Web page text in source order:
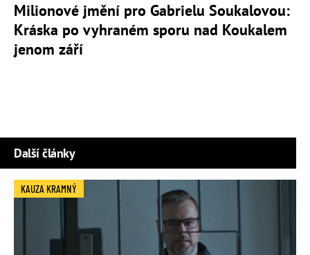
Milionové jmění pro Gabrielu Soukalovou:
Kráska po vyhraném sporu nad Koukalem
jenom září
Další články
KAUZA KRAMNÝ